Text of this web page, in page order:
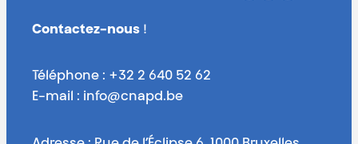
Contactez-nous !
Téléphone : +32 2 640 52 62
E-mail : info@cnapd.be